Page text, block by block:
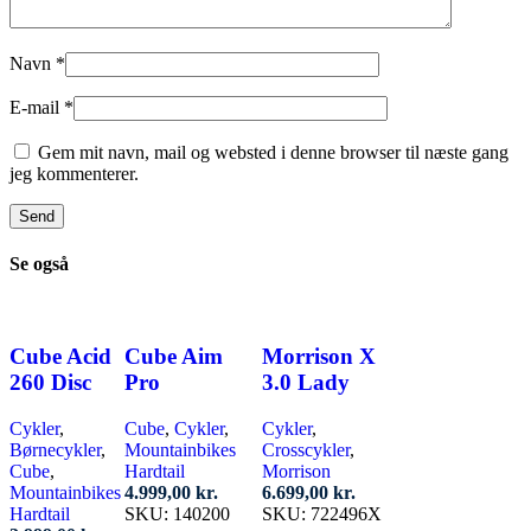
Navn *
E-mail *
Gem mit navn, mail og websted i denne browser til næste gang
jeg kommenterer.
Se også
Cube Acid
260 Disc
Cykler,
Børnecykler,
Cube,
Mountainbikes
Hardtail
Cube Aim
Pro
Cube, Cykler,
Mountainbikes
Hardtail
4.999,00 kr.
SKU: 140200
Morrison X
3.0 Lady
Cykler,
Crosscykler,
Morrison
6.699,00 kr.
SKU: 722496X